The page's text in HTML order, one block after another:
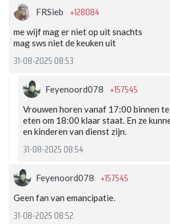
FRSieb +128084
me wijf mag er niet op uit snachts
mag sws niet de keuken uit
31-08-2025 08:53
Feyenoord078 +157545
Vrouwen horen vanaf 17:00 binnen
eten om 18:00 klaar staat. En ze
en kinderen van dienst zijn.
31-08-2025 08:54
Feyenoord078 +157545
Geen fan van emancipatie.
31-08-2025 08:52